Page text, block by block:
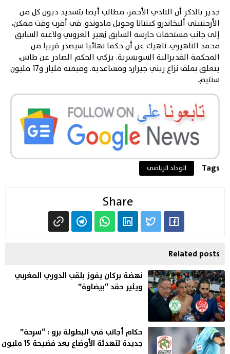
جدير بالذكر أن النادي الأحمر، مطالب أيضا بتسديد ديون كل من
الأرجنتيني أليخاندرو كينتانا وجويل مادوندو. في أقرب وقت ممكن،
إلى جانب مستحقات حارسه السابق زهير العروبي ولاعبه السابق
محمد الناهيري. ناهيك عن أن حكما نهائيا سيصدر قريبا من
المحكمة الفديرالية السويسرية. يزكي الحكم الصادر عن طاس،
يتعلق بملف نزاع ريني جيرارد ومساعديه. وقيمته مليار و17 مليون
سنتيم.
Tags الوداد الرياضي
Share
Related posts
نهضة بركان يفوز بلقب الدوري المغربي
ويثير حقد “بيضاوة”
حكام أجانب في البطولة برو : “سرحة”
جديدة لتهدئة الأوضاع بعد فضيحة 15 مليون